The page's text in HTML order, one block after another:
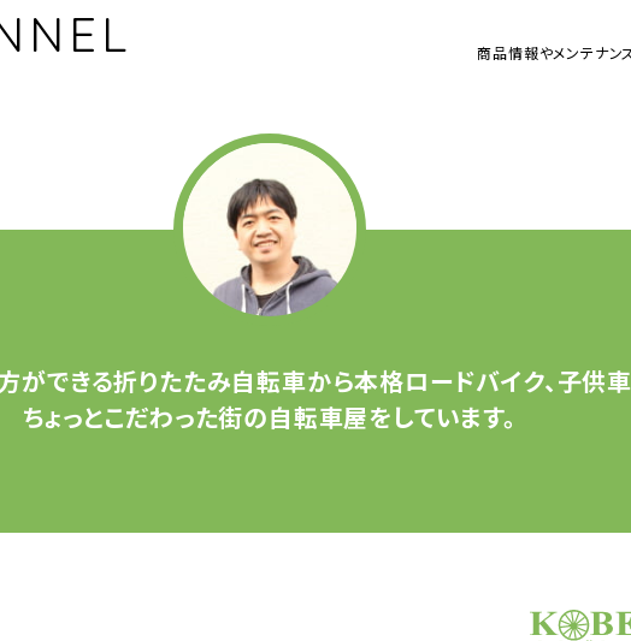
商品情報やメンテナン
ができる折りたたみ自転車から本格ロードバイク、子供車
ちょっとこだわった街の自転車屋をしています。
サイクルショ